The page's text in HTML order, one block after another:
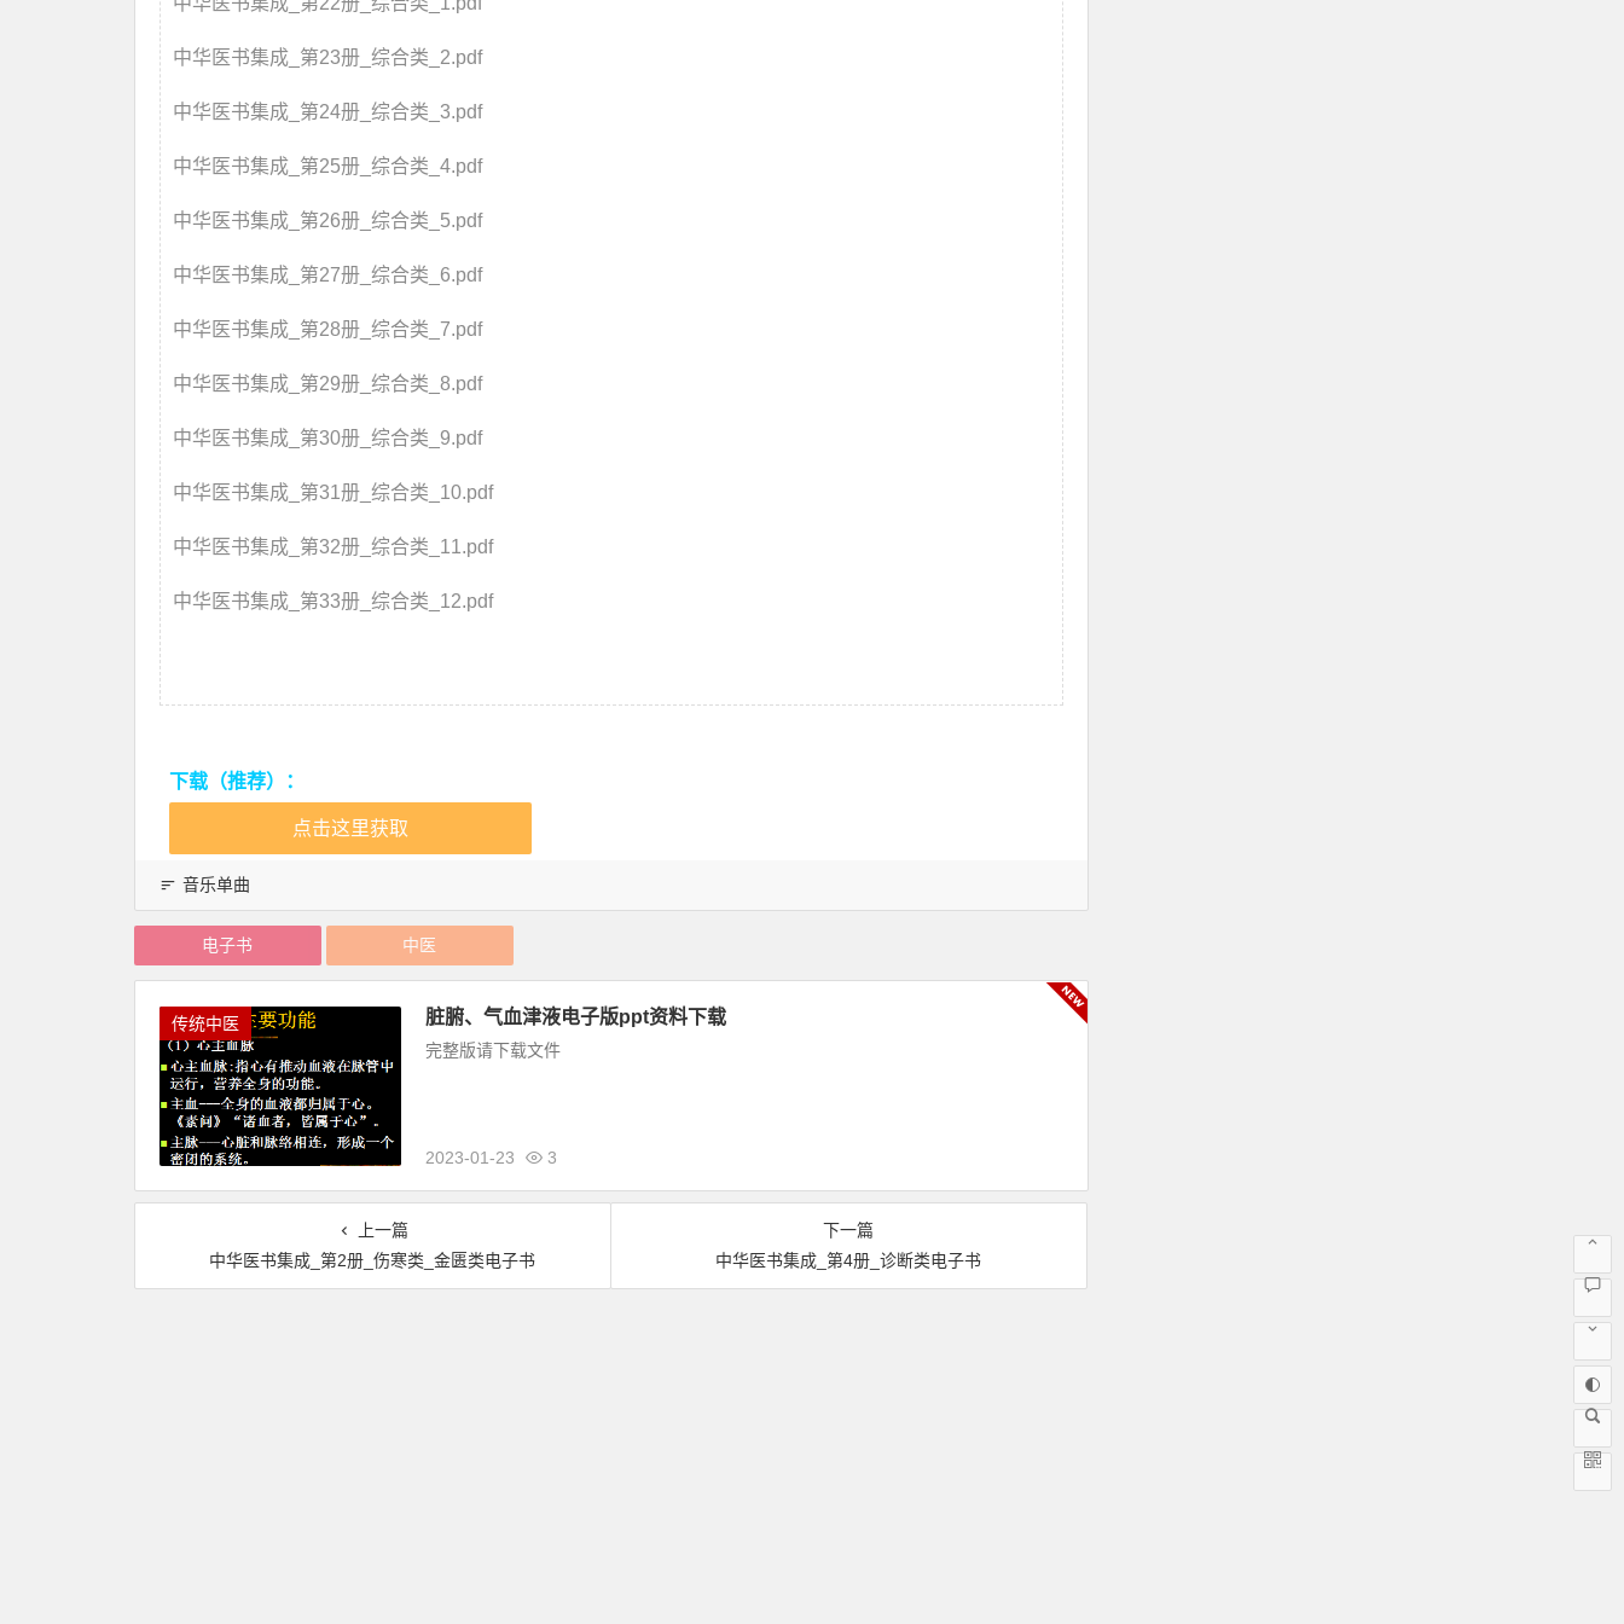
中华医书集成_第23册_综合类_2.pdf
中华医书集成_第24册_综合类_3.pdf
中华医书集成_第25册_综合类_4.pdf
中华医书集成_第26册_综合类_5.pdf
中华医书集成_第27册_综合类_6.pdf
中华医书集成_第28册_综合类_7.pdf
中华医书集成_第29册_综合类_8.pdf
中华医书集成_第30册_综合类_9.pdf
中华医书集成_第31册_综合类_10.pdf
中华医书集成_第32册_综合类_11.pdf
中华医书集成_第33册_综合类_12.pdf
下载（推荐）：
点击这里获取
音乐单曲
电子书 中医
传统中医 脏腑、气血津液电子版ppt资料下载
完整版请下载文件
2023-01-23 3
上一篇
中华医书集成_第2册_伤寒类_金匮类电子书
下一篇
中华医书集成_第4册_诊断类电子书